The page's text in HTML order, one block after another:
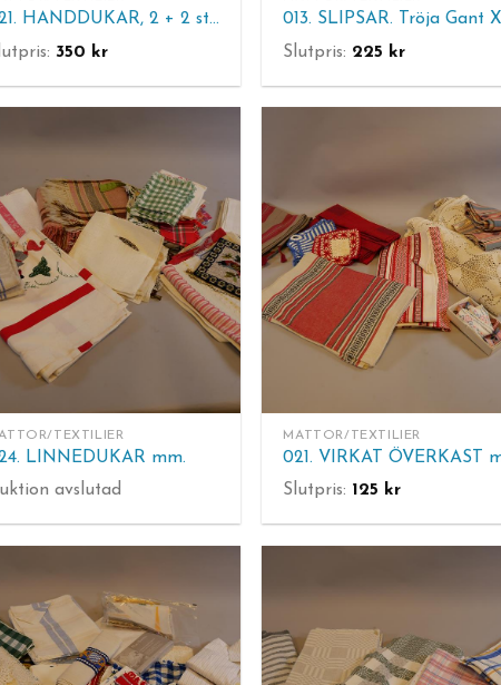
021. HANDDUKAR, 2 + 2 st. Linneväveriet i Horred AB. "Cook", "Bake". Mått: 40 x 70 cm.
350 kr
Slutpris: 225 kr
TEXTILIER
LINNEDUKAR mm.
avslutad
MATTOR/TEXTILIER
Slutpris: 125 kr